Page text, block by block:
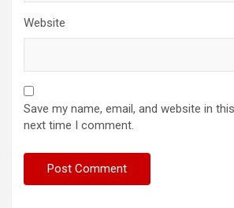
Website
Save my name, email, and website in
next time I comment.